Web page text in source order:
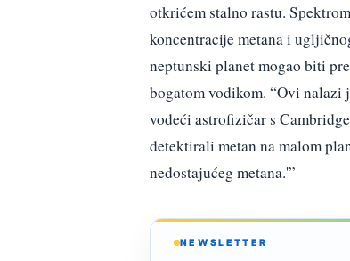
otkrićem stalno rastu.
koncentracije metana i
neptunski planet mogao biti
bogatom vodikom. “Ovi nalazi
vodeći astrofizičar s
detektirali metan na malom
nedostajućeg metana.'”
NEWSLETTER